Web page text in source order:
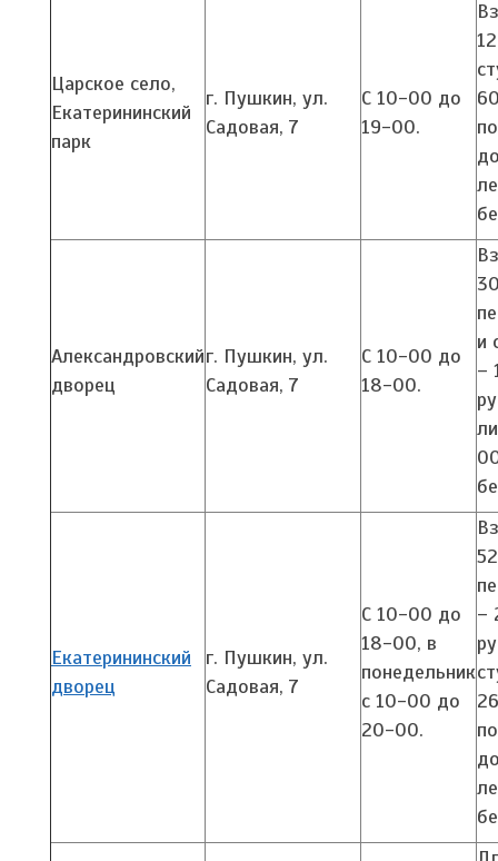
Царское село,
Екатерининский
парк
г. Пушкин, ул.
Садовая, 7
С 10-00 до
19-00.
Александровский
дворец
г. Пушкин, ул.
Садовая, 7
С 10-00 до
18-00.
и
–
Екатерининский
дворец
г. Пушкин, ул.
Садовая, 7
С 10-00 до
18-00, в
понедельник
с 10-00 до
20-00.
–